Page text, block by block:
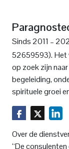
Sinds 2011 –
52659593). Het
op zoek zijn
begeleiding,
spirituele groei
Over de
“De